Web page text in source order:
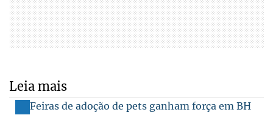
Leia mais
Feiras de adoção de pets ganham força em BH